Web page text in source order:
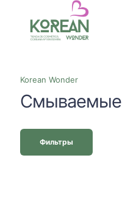
Korean Wonder
Смываемые
Фильтры